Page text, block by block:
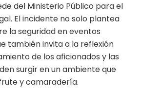
del Ministerio Público para el
El incidente no solo plantea
la seguridad en eventos
también invita a la reflexión
de los aficionados y las
surgir en un ambiente que
y camaradería.